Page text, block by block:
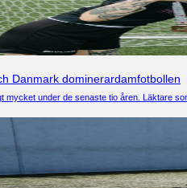
Danmark dominerardamfotbollen
mycket under de senaste tio åren. Läktare